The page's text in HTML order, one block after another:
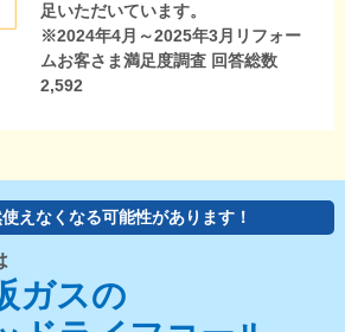
足いただいています。
※2024年4月～2025年3月リフォー
ムお客さま満足度調査 回答総数
2,592
えなくなる可能性があります！
ガスの